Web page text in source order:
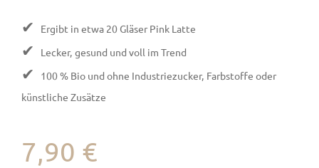
✔ Ergibt in etwa 20 Gläser Pink Latte
✔ Lecker, gesund und voll im Trend
✔
100 % Bio und ohne Industriezucker, Farbstoffe oder
künstliche Zusätze
7,90 €